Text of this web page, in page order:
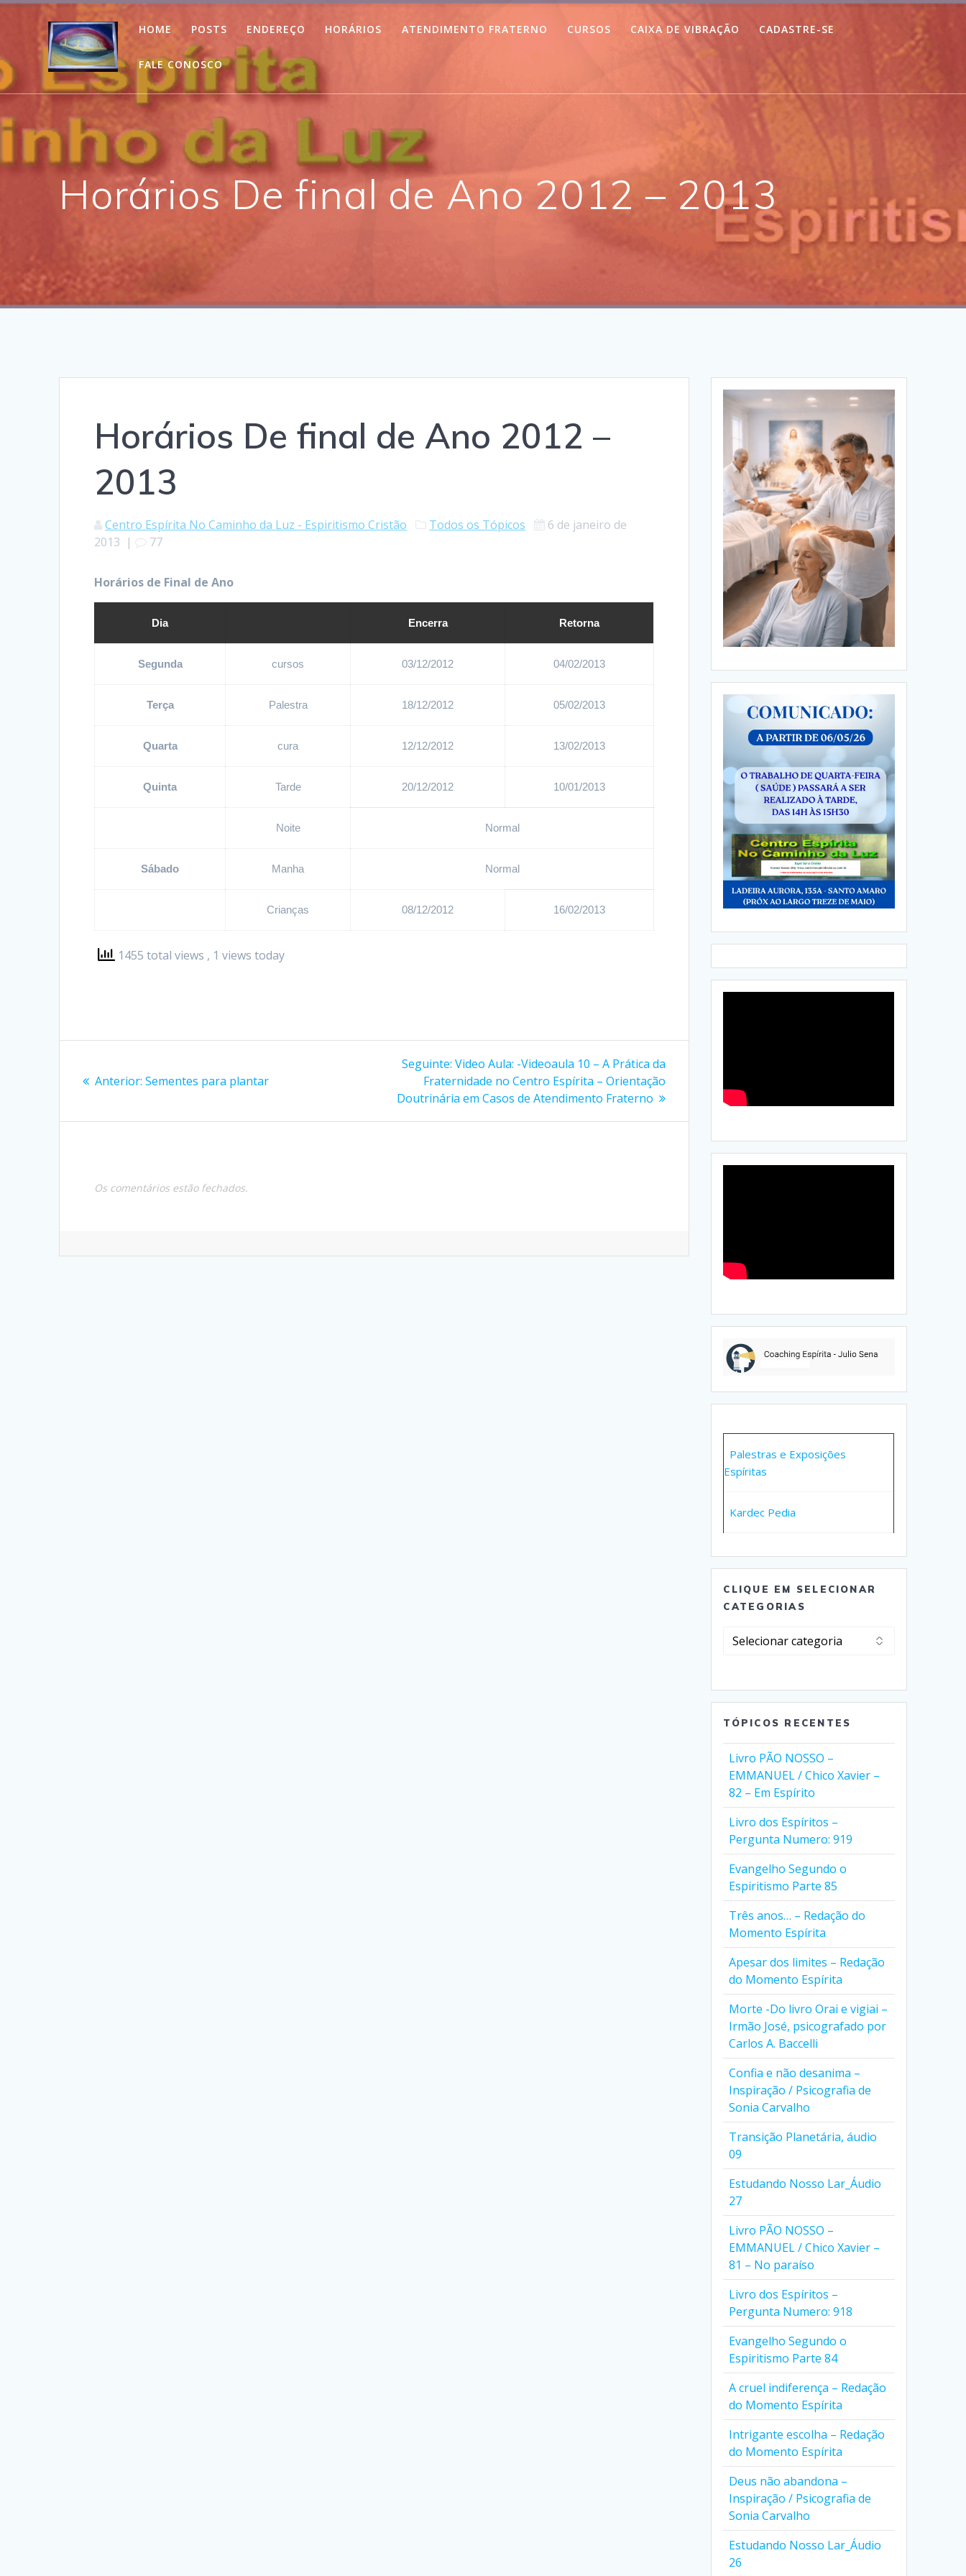
Skip
content
HOME POSTS ENDEREÇO HORÁRIOS ATENDIMENTO FRATERNO CURSOS CAIXA DE VIBRAÇÃO CADASTRE-SE
FALE CONOSCO
Horários De final de Ano 2012 – 2013
Horários De final de Ano 2012 –
2013
Centro Espírita No Caminho da Luz - Espiritismo Cristão Todos os Tópicos
6 de janeiro de
2013 | 77
Horários de Final de Ano
Dia Encerra Retorna
Segunda cursos 03/12/2012 04/02/2013
Terça Palestra 18/12/2012 05/02/2013
Quarta cura 12/12/2012 13/02/2013
Quinta Tarde 20/12/2012 10/01/2013
Noite Normal
Sábado Manha Normal
Crianças 08/12/2012 16/02/2013
1455 total views , 1 views today
de
Post
Anterior: Post
Sementes para plantar
Seguinte: Post
seguinte:
Video Aula: -Videoaula 10 – A Prática da
Fraternidade no Centro Espírita – Orientação
Doutrinária em Casos de Atendimento Fraterno
Os comentários estão fechados.
Palestras e Exposições
Espíritas
Kardec Pedia
CLIQUE EM SELECIONAR
CATEGORIAS
Clique
TÓPICOS RECENTES
Livro PÃO NOSSO –
EMMANUEL / Chico Xavier –
82 – Em Espírito
Livro dos Espíritos –
Pergunta Numero: 919
Evangelho Segundo o
Espiritismo Parte 85
Três anos… – Redação do
Momento Espírita
Apesar dos limites – Redação
do Momento Espírita
Morte -Do livro Orai e vigiai –
Irmão José, psicografado por
Carlos A. Baccelli
Confia e não desanima –
Inspiração / Psicografia de
Sonia Carvalho
Transição Planetária, áudio
09
Estudando Nosso Lar_Áudio
27
Livro PÃO NOSSO –
EMMANUEL / Chico Xavier –
81 – No paraíso
Livro dos Espíritos –
Pergunta Numero: 918
Evangelho Segundo o
Espiritismo Parte 84
A cruel indiferença – Redação
do Momento Espírita
Intrigante escolha – Redação
do Momento Espírita
Deus não abandona –
Inspiração / Psicografia de
Sonia Carvalho
Estudando Nosso Lar_Áudio
26